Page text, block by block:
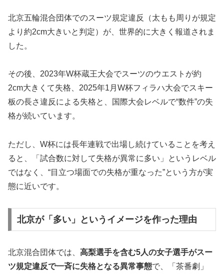
北京五輪混合団体でのスーツ規定違反（太もも周りが規定
より約2cm大きいと判定）が、世界的に大きく報道されま
した。
その後、2023年W杯蔵王大会でスーツのウエストが約
2cm大きくて失格、2025年1月W杯フィラハ大会でスキー
板の長さ違反による失格と、国際大会レベルで“数件”の失
格が続いています。
ただし、W杯には長年連戦で出場し続けていることを考え
ると、「試合数に対して失格が異常に多い」というレベル
ではなく、“目立つ場面での失格が重なった”という方が実
態に近いです。
北京が「多い」というイメージを作った理由
北京混合団体では、 高梨選手を含む5人の女子選手がスー
ツ規定違反で一斉に失格となる異常事態で、「茶番劇」